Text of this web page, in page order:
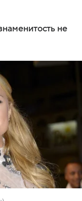
не